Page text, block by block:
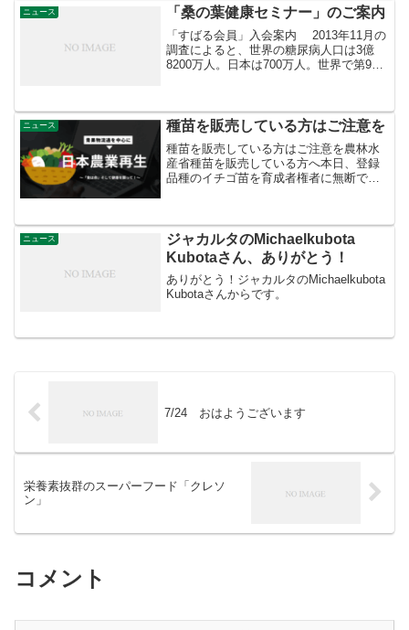
す。 本事業では「輸出促進」「異業種連
携」「卸売市場」の３つ...
ニュース 「桑の葉健康セミナー」のご案内
「すばる会員」入会案内 2013年11月の
調査によると、世界の糖尿病人口は3億
8200万人。日本は700万人。世界で第9
の...
ニュース 種苗を販売している方はご注意を
種苗を販売している方はご注意を農林水
産省種苗を販売している方へ本日、登録
品種のイチゴ苗を育成者権者に無断で増
行為は種苗法違反に当たり...
ニュース
ジャカルタのMichaelkubota
Kubotaさん、ありがとう！
ありがとう！ジャカルタのMichaelkubota
Kubotaさんからです。
7/24 おはようございます
栄養素抜群のスーパーフード「クレソ
ン」
コメント